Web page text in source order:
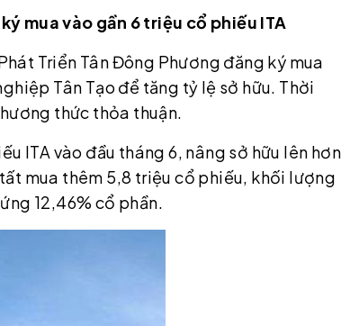
mua vào gần 6 triệu cổ phiếu ITA
Triển Tân Đông Phương đăng ký mua
Tân Tạo để tăng tỷ lệ sở hữu. Thời
thức thỏa thuận.
ITA vào đầu tháng 6, nâng sở hữu lên hơn
tất mua thêm 5,8 triệu cổ phiếu, khối lượng
12,46% cổ phần.